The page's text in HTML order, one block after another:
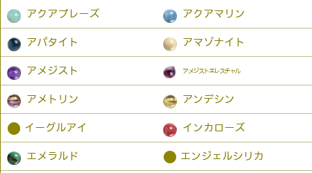
アクアプレーズ アクアマリン
アパタイト アマゾナイト
アメジスト アメジストエレスチャル
アメトリン アンデシン
● イーグルアイ インカローズ
エメラルド ● エンジェルシリカ